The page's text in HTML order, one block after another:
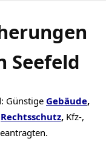
Seefeld
Günstige Gebäude,
Rechtsschutz, Kfz-,